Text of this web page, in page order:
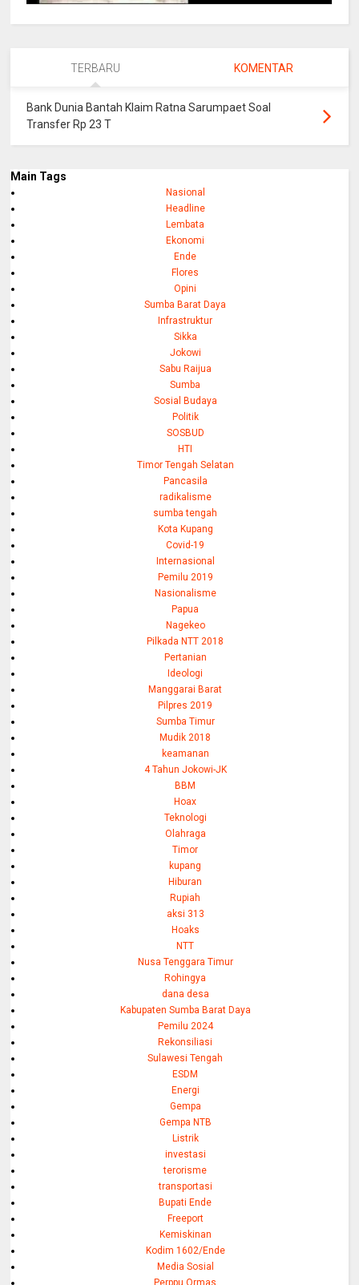
TERBARU KOMENTAR
Bank Dunia Bantah Klaim Ratna Sarumpaet Soal
Transfer Rp 23 T
Main Tags
Nasional
Headline
Lembata
Ekonomi
Ende
Flores
Opini
Sumba Barat Daya
Infrastruktur
Sikka
Jokowi
Sabu Raijua
Sumba
Sosial Budaya
Politik
SOSBUD
HTI
Timor Tengah Selatan
Pancasila
radikalisme
sumba tengah
Kota Kupang
Covid-19
Internasional
Pemilu 2019
Nasionalisme
Papua
Nagekeo
Pilkada NTT 2018
Pertanian
Ideologi
Manggarai Barat
Pilpres 2019
Sumba Timur
Mudik 2018
keamanan
4 Tahun Jokowi-JK
BBM
Hoax
Teknologi
Olahraga
Timor
kupang
Hiburan
Rupiah
aksi 313
Hoaks
NTT
Nusa Tenggara Timur
Rohingya
dana desa
Kabupaten Sumba Barat Daya
Pemilu 2024
Rekonsiliasi
Sulawesi Tengah
ESDM
Energi
Gempa
Gempa NTB
Listrik
investasi
terorisme
transportasi
Bupati Ende
Freeport
Kemiskinan
Kodim 1602/Ende
Media Sosial
Perppu Ormas